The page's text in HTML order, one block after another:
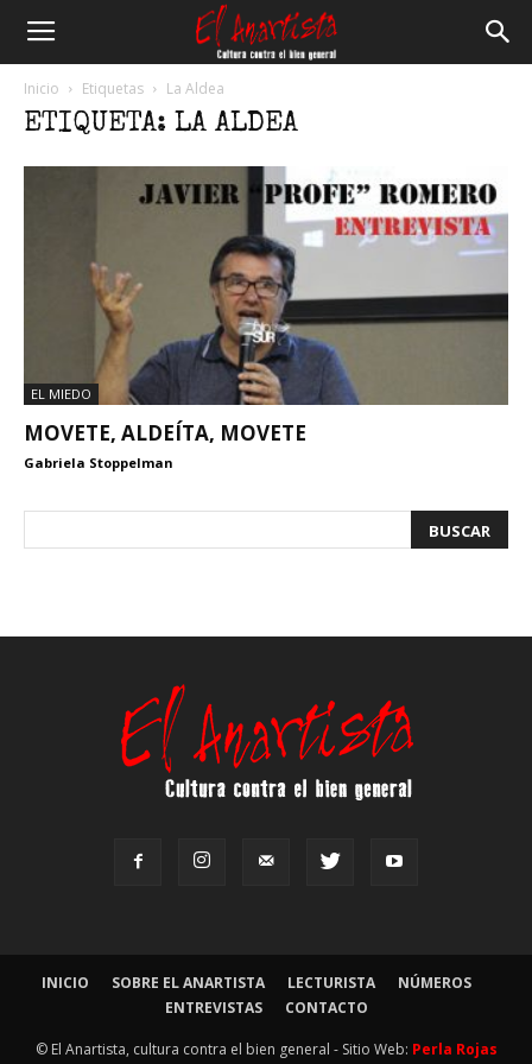
Inicio Etiquetas La Aldea
ETIQUETA: LA ALDEA
EL MIEDO
MOVETE, ALDEÍTA, MOVETE
Gabriela Stoppelman
INICIO SOBRE EL ANARTISTA LECTURISTA
NÚMEROS
ENTREVISTAS
CONTACTO
© El Anartista, cultura contra el bien general - Sitio Web: Perla Rojas